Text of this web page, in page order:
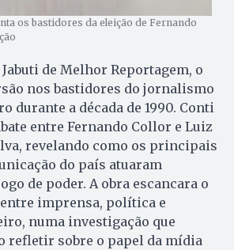
os bastidores da eleição de Fernando
de Melhor Reportagem, o
nos bastidores do jornalismo
durante a década de 1990. Conti
entre Fernando Collor e Luiz
revelando como os principais
do país atuaram
de poder. A obra escancara o
imprensa, política e
numa investigação que
refletir sobre o papel da mídia